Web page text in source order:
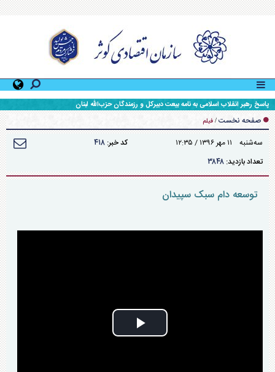
پاسخ رهبر انقلاب اسلامی به نامه بیعت دبیرکل و رزمندگان حزب‌الله لبنان
صفحه نخست / فیلم
سه‌شنبه ۱۱ مهر ۱۳۹۶ / ۱۲:۳۵ کد خبر: ۴۱۸
تعداد بازدید: ۳۸۴۸
توسعه دام سبک سپیدان
Play